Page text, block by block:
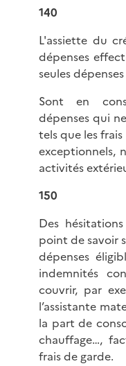
140
L'assiette du
dépenses
seules
Sont en
dépenses qui
tels que les
exceptionnels,
activités
150
Des
point de savoir
dépenses
indemnités
couvrir, par
l’assistante
la part de
chauffage…,
frais de garde.